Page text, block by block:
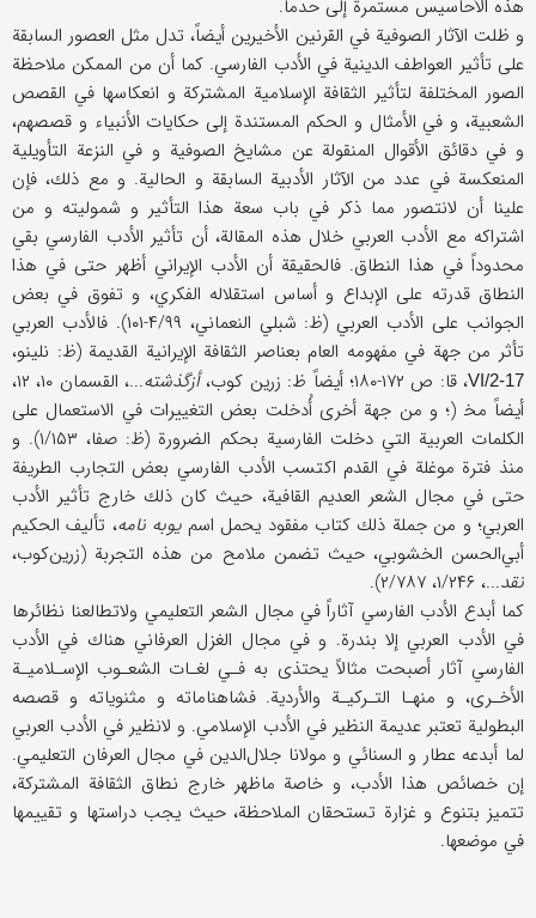
هذه الأحاسيس مستمرة إلى حدما.
و ظلت الآثار الصوفية في القرنين الأخيرين أيضاً، تدل مثل العصور السابقة
على تأثير العواطف الدينية في الأدب الفارسي. كما أن من الممكن ملاحظة
الصور المختلفة لتأثير الثقافة الإسلامية المشتركة و انعكاسها في القصص
الشعبية، و في الأمثال و الحكم المستندة إلى حكايات الأنبياء و قصصهم،
و في دقائق الأقوال المنقولة عن مشايخ الصوفية و في النزعة التأويلية
المنعكسة في عدد من الآثار الأدبية السابقة و الحالية. و مع ذلك، فإن
علينا أن لانتصور مما ذكر في باب سعة هذا التأثير و شموليته و من
اشتراكه مع الأدب العربي خلال هذه المقالة، أن تأثير الأدب الفارسي بقي
محدوداً في هذا النطاق. فالحقيقة أن الأدب الإيراني أظهر حتى في هذا
النطاق قدرته على الإبداع و أساس استقلاله الفكري، و تفوق في بعض
الجوانب على الأدب العربي (ظ: شبلي النعماني، ۴/۹۹-۱۰۱). فالأدب العربي
تأثر من جهة في مفهومه العام بعناصر الثقافة الإيرانية القديمة (ظ: نلينو،
VI/2-17، قا: ص ۱۷۲-۱۸۰؛ أيضاً ظ: زرين كوب، أزگذشته
...، القسمان ۱۰، ۱۲،
أيضاً مخ‍ (؛ و من جهة أخرى أُدخلت بعض التغييرات في الاستعمال على
الكلمات العربية التي دخلت الفارسية بحكم الضرورة (ظ: صفا، ۱/۱۵۳). و
منذ فترة موغلة في القدم اكتسب الأدب الفارسي بعض التجارب الطريفة
حتى في مجال الشعر العديم القافية، حيث كان ذلك خارج تأثير الأدب
العربي؛ و من جملة ذلك كتاب مفقود يحمل اسم يوبه نامه، تأليف الحكيم
أبي‌الحسن الخشوبي، حيث تضمن ملامح من هذه التجربة (زرين‌كوب،
نقد...، ۱/۲۴۶، ۲/۷۸۷).
كما أبدع الأدب الفارسي آثاراً في مجال الشعر التعليمي ولاتطالعنا نظائرها
في الأدب العربي إلا بندرة. و في مجال الغزل العرفاني هناك في الأدب
الفارسي آثار أصبحت مثالاً يحتذى به فـي لغـات الشعـوب الإسـلاميـة
الأخـرى، و منهـا التـركيـة والأردية. فشاهناماته و مثنوياته و قصصه
البطولية تعتبر عديمة النظير في الأدب الإسلامي. و لانظير في الأدب العربي
لما أبدعه عطار و السنائي و مولانا جلال‌الدين في مجال العرفان التعليمي.
إن خصائص هذا الأدب، و خاصة ماظهر خارج نطاق الثقافة المشتركة،
تتميز بتنوع و غزارة تستحقان الملاحظة، حيث يجب دراستها و تقييمها
في موضعها.